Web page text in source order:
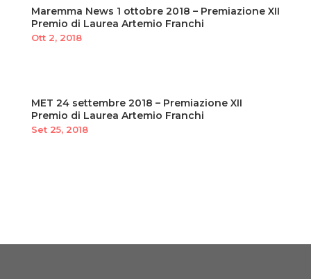
Maremma News 1 ottobre 2018 – Premiazione XII
Premio di Laurea Artemio Franchi
Ott 2, 2018
MET 24 settembre 2018 – Premiazione XII
Premio di Laurea Artemio Franchi
Set 25, 2018